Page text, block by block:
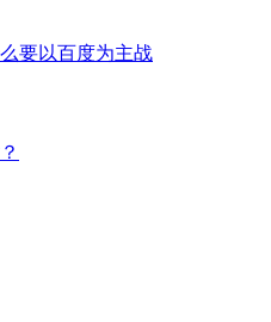
要以百度为主战